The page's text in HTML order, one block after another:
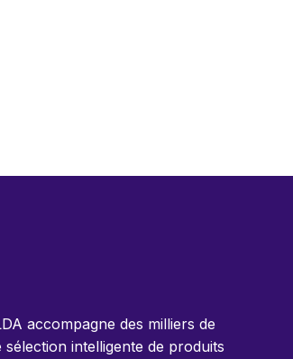
accompagne des milliers de
intelligente de produits